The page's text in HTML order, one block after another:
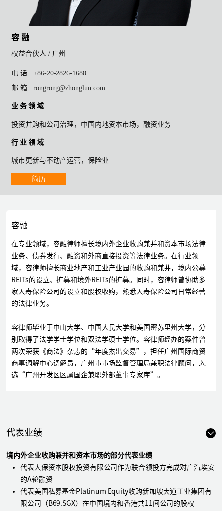
容 融
权益合伙人 / 广州
电 话
+86-20-2826-1688
邮 箱
rongrong@zhonglun.com
业 务 领 域
投资并购和公司治理，中国内地资本市场，融资业务
行 业 领 域
城市更新与不动产运营，保险业
简历
容融
在专业领域，容融律师擅长境内外企业收购兼并和资本市场法律
业务、债券发行、融资和外商直接投资等法律业务。在行业领
域，容律师擅长商业地产和工业产业园的收购和兼并，境内公募
REITs的设立、扩募和境外REITs的扩募。同时，容律师曾协助多
家人寿保险公司的设立和股权收购，熟悉人寿保险公司日常经营
的法律业务。
容律师毕业于中山大学、中国人民大学和美国密苏里州大学，分
别取得了法学学士学位和双法学硕士学位。容律师经办的案件曾
两次荣获《商法》杂志的“年度杰出交易”，担任广州国际商贸
商事调解中心调解员，广州市市场监督管理局兼职法律顾问，入
选“广州开发区区属国企兼职外部董事专家库”。
代表业绩
境内外企业收购兼并和资本市场的部分代表业绩
代表人保资本股权投资有限公司作为联合领投方完成对广汽埃安
的A轮融资
代表美国私募基金Platinum Equity收购新加坡大道工业集团有
限公司（B69.SGX）在中国境内和香港共11间公司的股权